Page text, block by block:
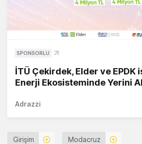
SPONSORLU
İTÜ Çekirdek, Elder ve EPDK
Enerji Ekosisteminde Yerini Al
Adrazzi
Girişim Modacruz